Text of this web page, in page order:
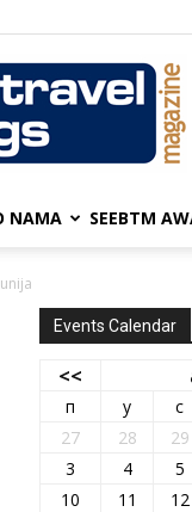
NAMA SEEBTM
Events Calendar
<<
п у с
27
28 29
3
4 5
10
11 12